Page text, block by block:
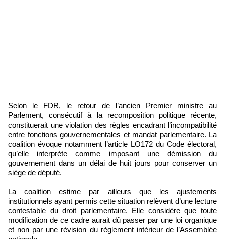
Selon le FDR, le retour de l’ancien Premier ministre au
Parlement, consécutif à la recomposition politique récente,
constituerait une violation des règles encadrant l’incompatibilité
entre fonctions gouvernementales et mandat parlementaire. La
coalition évoque notamment l’article LO172 du Code électoral,
qu’elle interprète comme imposant une démission du
gouvernement dans un délai de huit jours pour conserver un
siège de député.
La coalition estime par ailleurs que les ajustements
institutionnels ayant permis cette situation relèvent d’une lecture
contestable du droit parlementaire. Elle considère que toute
modification de ce cadre aurait dû passer par une loi organique
et non par une révision du règlement intérieur de l’Assemblée